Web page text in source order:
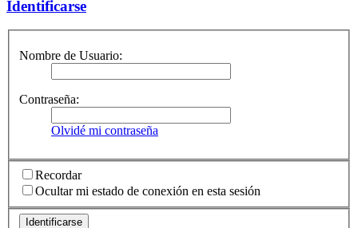
Identificarse
Nombre de Usuario:
Contraseña:
Olvidé mi contraseña
Recordar
Ocultar mi estado de conexión en esta sesión